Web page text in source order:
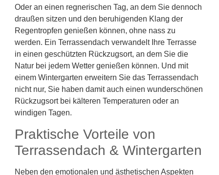
Oder an einen regnerischen Tag, an dem Sie dennoch
draußen sitzen und den beruhigenden Klang der
Regentropfen genießen können, ohne nass zu
werden. Ein Terrassendach verwandelt Ihre Terrasse
in einen geschützten Rückzugsort, an dem Sie die
Natur bei jedem Wetter genießen können. Und mit
einem Wintergarten erweitern Sie das Terrassendach
nicht nur, Sie haben damit auch einen wunderschönen
Rückzugsort bei kälteren Temperaturen oder an
windigen Tagen.
Praktische Vorteile von
Terrassendach & Wintergarten
Neben den emotionalen und ästhetischen Aspekten